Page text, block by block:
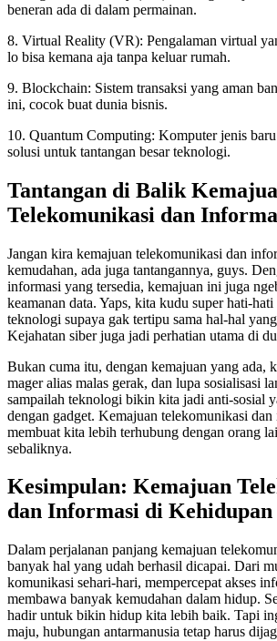
beneran ada di dalam permainan.
8. Virtual Reality (VR): Pengalaman virtual
lo bisa kemana aja tanpa keluar rumah.
9. Blockchain: Sistem transaksi yang aman
ini, cocok buat dunia bisnis.
10. Quantum Computing: Komputer jenis
solusi untuk tantangan besar teknologi.
Tantangan di Balik
Telekomunikasi dan
Jangan kira kemajuan telekomunikasi dan
kemudahan, ada juga tantangannya, guys.
informasi yang tersedia, kemajuan ini juga
keamanan data. Yaps, kita kudu super hati-
teknologi supaya gak tertipu sama hal-hal
Kejahatan siber juga jadi perhatian utama di
Bukan cuma itu, dengan kemajuan yang ada,
mager alias malas gerak, dan lupa sosialisasi
sampailah teknologi bikin kita jadi anti-sosial
dengan gadget. Kemajuan telekomunikasi dan
membuat kita lebih terhubung dengan orang
sebaliknya.
Kesimpulan: Kemajuan
dan Informasi di
Dalam perjalanan panjang kemajuan
banyak hal yang udah berhasil dicapai. Dari
komunikasi sehari-hari, mempercepat akses
membawa banyak kemudahan dalam hidup.
hadir untuk bikin hidup kita lebih baik. Tapi
maju, hubungan antarmanusia tetap harus